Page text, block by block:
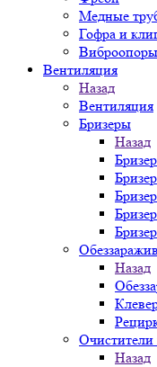
Медные
Гофра и
Виброопоры
Вентиляция
Назад
Вентиляция
Бризеры
Назад
Бризер
Назад
Очистители
Назад